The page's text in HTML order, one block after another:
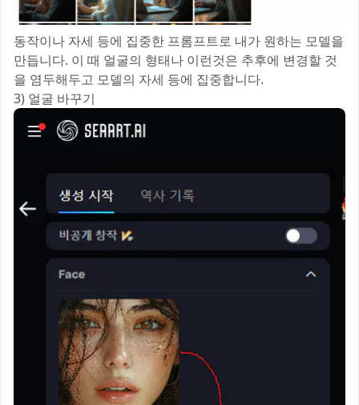
동작이나 자세 등에 집중한 프롬프트로 내가 원하는 모델을
만듭니다. 이 때 얼굴의 형태나 이런것은 추후에 변경할 것
을 염두해두고 모델의 자세 등에 집중합니다.
3) 얼굴 바꾸기